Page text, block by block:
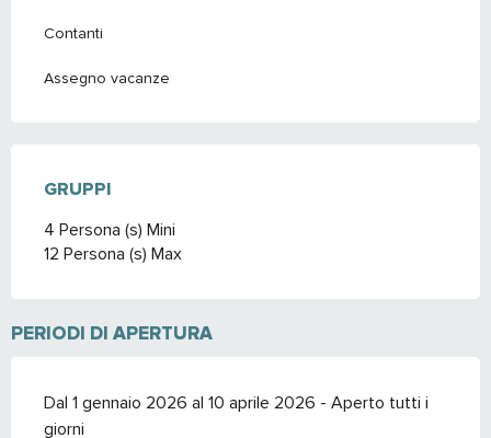
Contanti
Assegno vacanze
GRUPPI
GRUPPI
4 Persona (s) Mini
12 Persona (s) Max
PERIODI DI APERTURA
Dal 1 gennaio 2026 al 10 aprile 2026 - Aperto tutti i
giorni